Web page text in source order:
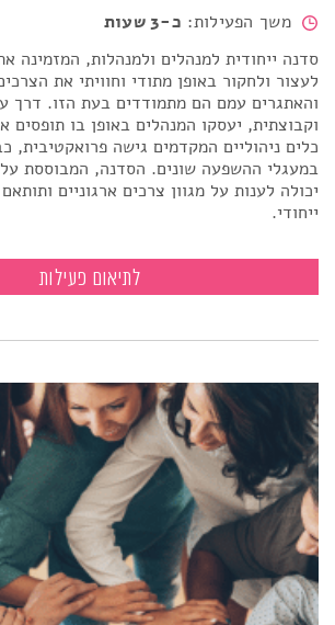
משך הפעילות: כ-3 שעות
סדנה ייחודית למנהלים ולמנהלות, המזמינה
לעצור ולחקור באופן מתודי וחוויתי את
והאתגרים עמם הם מתמודדים בעת הזו. דרך
וקבוצתית, יעסקו המנהלים באופן בו תופסים
כלים ניהוליים המקדמים גישה פרואקטיבית,
במעגלי ההשפעה שונים. הסדנה, המבוססת על
יכולה לענות על מגוון צרכים ארגוניים
ייחודי.
לתיאום פעילות